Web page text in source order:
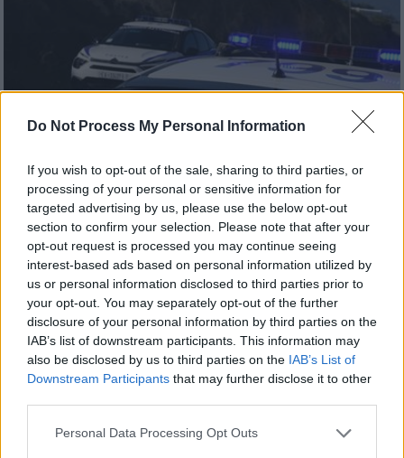
Do Not Process My Personal Information
If you wish to opt-out of the sale, sharing to third parties, or
processing of your personal or sensitive information for
targeted advertising by us, please use the below opt-out
section to confirm your selection. Please note that after your
opt-out request is processed you may continue seeing
interest-based ads based on personal information utilized by
us or personal information disclosed to third parties prior to
your opt-out. You may separately opt-out of the further
disclosure of your personal information by third parties on the
IAB’s list of downstream participants. This information may
also be disclosed by us to third parties on the IAB’s List of
Downstream Participants that may further disclose it to other
Please note that this website/app uses one or more Google
Personal Data Processing Opt Outs
Ελλάδα|16.07.2024 22:41
Θεσσαλονίκη: «Σαφάρι» ελέγχων από
ΕΛ.ΑΣ. και Δημοτική Αστυνομία για το
παρεμπόριο
«Σαφάρι» ελέγχων σε λαϊκές αγορές της
Θεσσαλονίκης και πέριξ αυτών